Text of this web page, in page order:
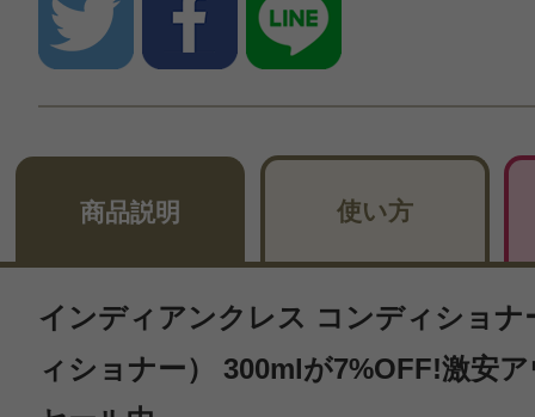
商品説明 使い方
インディアンクレス コンディショナ
ィショナー） 300mlが7%OFF!激安